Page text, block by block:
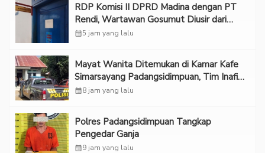
RDP Komisi II DPRD Madina dengan PT
Rendi, Wartawan Gosumut Diusir dari
Ruangan
calendar_month5 jam yang lalu
Mayat Wanita Ditemukan di Kamar Kafe
Simarsayang Padangsidimpuan, Tim Inafis
Diterjunkan
calendar_month8 jam yang lalu
Polres Padangsidimpuan Tangkap
Pengedar Ganja
calendar_month9 jam yang lalu